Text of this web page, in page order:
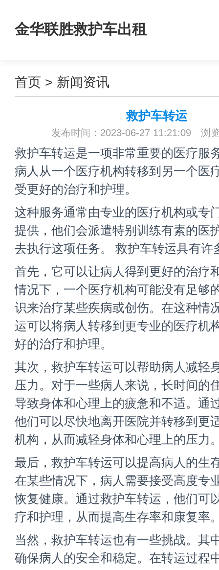
金华联胜救护车出租
首页 > 新闻资讯
救护车转运
发布时间：2023-06-27 11:21:09 浏
救护车转运是一项非常重要的医疗服
病人从一个医疗机构转移到另一个医
受更好的治疗和护理。
这种服务通常由专业的医疗机构或专
提供，他们会派遣特别训练有素的医
去执行这项任务。 救护车转运具有许
首先，它可以让病人得到更好的治疗
情况下，一个医疗机构可能没有足够
识来治疗某些疾病或创伤。在这种情
运可以将病人转移到更专业的医疗机
好的治疗和护理。
其次，救护车转运可以帮助病人减轻
压力。对于一些病人来说，长时间的
导致身体和心理上的疲惫和不适。通
他们可以尽快地离开医院并转移到更
机构，从而减轻身体和心理上的压力
最后，救护车转运可以提高病人的生
在某些情况下，病人需要接受高度专
恢复健康。通过救护车转运，他们可
疗和护理，从而提高生存率和康复率
当然，救护车转运也有一些挑战。其
确保病人的安全和稳定。在转运过程